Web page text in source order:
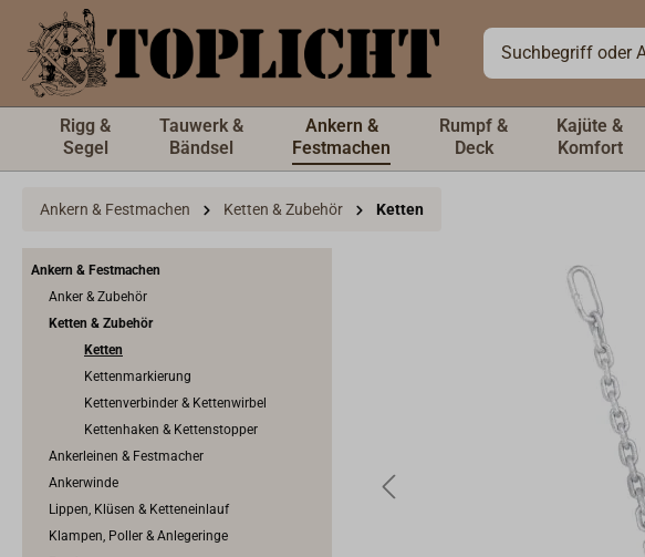
springen
Rigg &
Segel
Tauwerk &
Bändsel
Ankern &
Festmachen
Rumpf &
Deck
Kajüte &
Komfort
Ankern & Festmachen Ketten & Zubehör Ketten
Ankern & Festmachen
Anker & Zubehör
Ketten & Zubehör
Ketten
Kettenmarkierung
Kettenverbinder & Kettenwirbel
Kettenhaken & Kettenstopper
Ankerleinen & Festmacher
Ankerwinde
Lippen, Klüsen & Ketteneinlauf
Klampen, Poller & Anlegeringe